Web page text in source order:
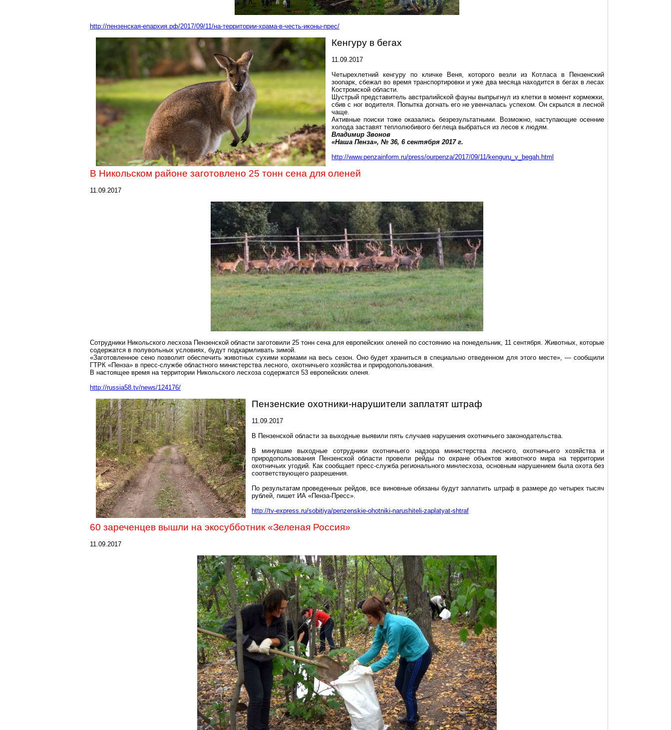
http://пензенская-епархия.рф/2017/09/11/на-территории-храма-в-честь-иконы-прес/
Кенгуру в бегах
11.09.2017
Четырехлетний кенгуру по кличке Веня, которого везли из Котласа в Пензенский
зоопарк, сбежал во время транспортировки и уже два месяца находится в бегах в лесах
Костромской области.
Шустрый представитель австралийской фауны выпрыгнул из клетки в момент кормежки,
сбив с ног водителя. Попытка догнать его не увенчалась успехом. Он скрылся влесной
чаще.
Активные поиски тоже оказались безрезультатными. Возможно, наступающие осенние
холода заставят теплолюбивого беглеца выбраться из лесов к людям.
Владимир Звонов
«Наша Пенза», № 36, 6 сентября2017 г.
http://www.penzainform.ru/press/ourpenza/2017/09/11/kenguru_v_begah.html
В Никольском районе заготовлено 25 тонн сена для оленей
11.09.2017
Сотрудники Никольского лесхоза Пензенской области заготовили 25 тонн сена для европейских оленей по состоянию на понедельник, 11 сентября. Животных, которые
содержатся в полувольных условиях, будут подкармливать зимой.
«Заготовленное сено позволит обеспечить животных сухими кормами на весь сезон. Оно будет храниться в специально отведенном для этого месте», — сообщили
ГТРК «Пенза» в пресс-службе областного министерства лесного, охотничьего хозяйства и природопользования.
В настоящее время на территории Никольского лесхоза содержатся 53 европейских оленя.
http://russia58.tv/news/124176/
Пензенские охотники-нарушители заплатят штраф
11.09.2017
В Пензенской области за выходные выявили пять случаев нарушения охотничьего законодательства.
В минувшие выходные сотрудники охотничьего надзора министерства лесного, охотничьего хозяйства и
природопользования Пензенской области провели рейды по охране объектов животного мира на территории
охотничьих угодий. Как сообщает пресс-служба регионального минлесхоза, основным нарушением была охота без
соответствующего разрешения.
По результатам проведенных рейдов, все виновные обязаны будут заплатить штраф в размере до четырех тысяч
рублей, пишет ИА «Пенза-Пресс».
http://tv-express.ru/sobitiya/penzenskie-ohotniki-narushiteli-zaplatyat-shtraf
60 зареченцев вышли на экосубботник «Зеленая Россия»
11.09.2017